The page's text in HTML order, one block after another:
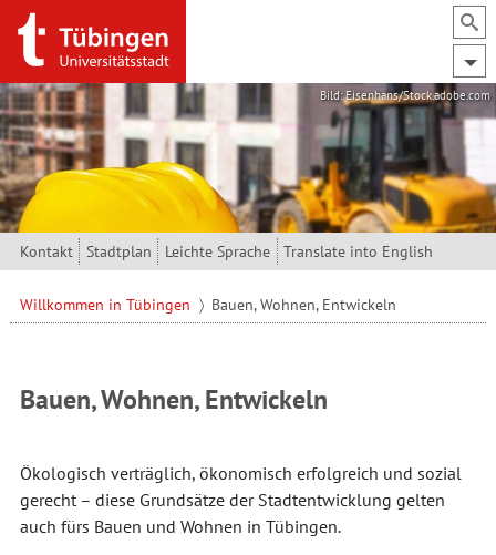
Direkt zum Inhalt
Bild: Eisenhans/Stock.adobe.com
Kontakt Stadtplan Leichte Sprache Translate into English
Willkommen in Tübingen Bauen, Wohnen, Entwickeln
Bauen, Wohnen, Entwickeln
Ökologisch verträglich, ökonomisch erfolgreich und sozial
gerecht – diese Grundsätze der Stadtentwicklung gelten
auch fürs Bauen und Wohnen in Tübingen.